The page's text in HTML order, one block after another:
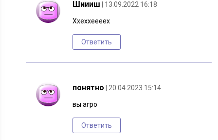
Шиииш | 13.09.2022 16:18
Ххеххеееех
Ответить
понятно | 20.04.2023 15:14
вы агро
Ответить